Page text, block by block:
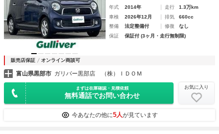
年式 2014年 走行
1.3万km
車検
2026年12月 排気
660cc
整備
法定整備付 修復
なし
保証
保証付 (3ヶ月・走行無制限)
販売店保証 オンライン商談可
富山県黒部市 ガリバー黒部店 （株）ＩＤＯＭ
まずは在庫確認・見積依頼
無料通話でお問い合わせ
お気に入り
今あなたの他に5人が見ています